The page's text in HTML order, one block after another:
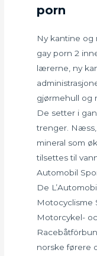
porn
Ny kantine og
gay porn 2
lærerne, ny
gjørmehull og
De setter i
trenger. Næss,
mineral som
tilsettes til
Automobil
De
Motocyclisme
Motorcykel-
norske førere